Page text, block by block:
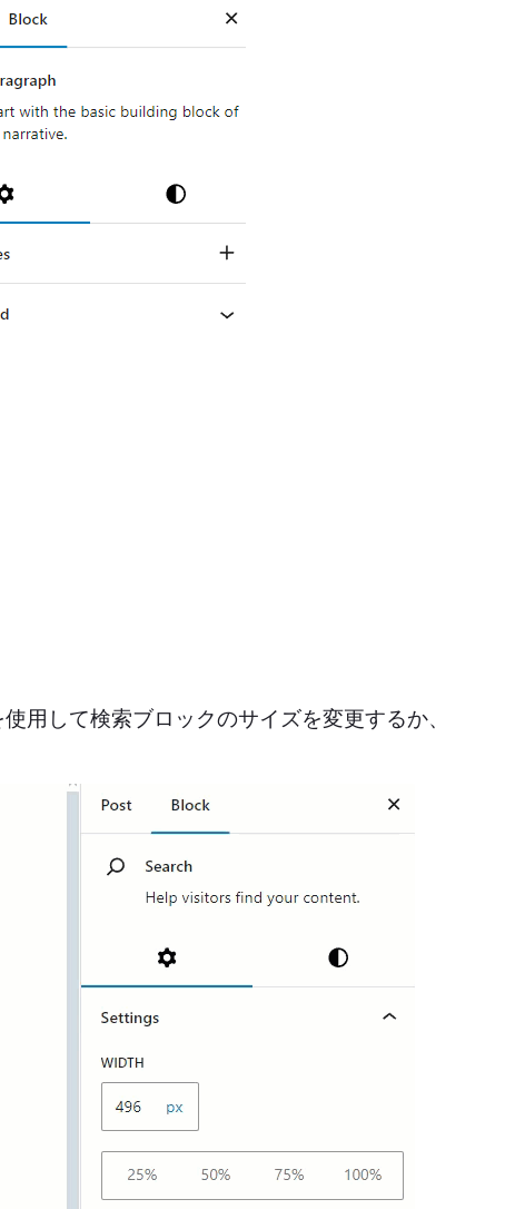
用して検索ブロックのサイズを変更するか、